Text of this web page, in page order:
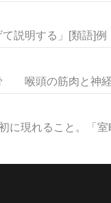
説明する」[類語]
頭の筋肉と神
に現れること。「